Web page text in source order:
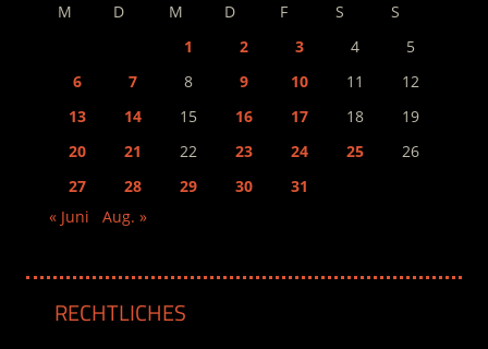
M D M D F S
S
1
2 3 4
5
6
7 8 9 10 11
12
13
14 15 16 17 18
19
20
21 22 23 24 25
26
27
28 29 30
31
« Juni
Aug. »
RECHTLICHES